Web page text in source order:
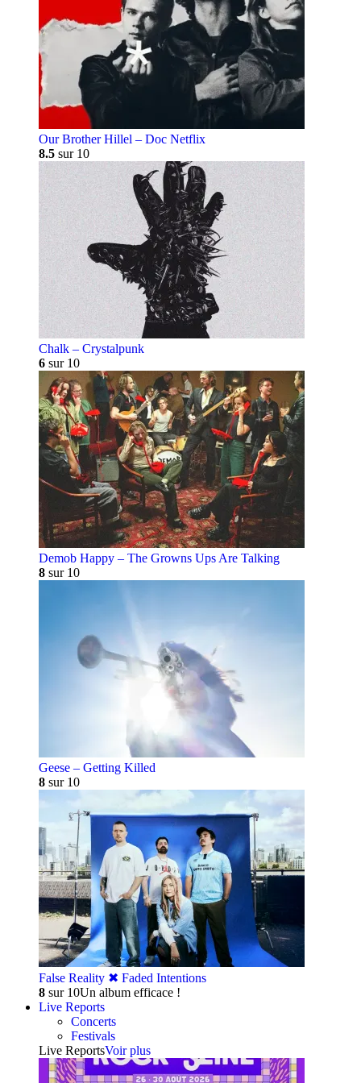
Our Brother Hillel – Doc Netflix
8.5 sur 10
Chalk – Crystalpunk
6 sur 10
Demob Happy – The Growns Ups Are Talking
8 sur 10
Geese – Getting Killed
8 sur 10
False Reality ✖︎ Faded Intentions
8 sur 10Un album efficace !
Live Reports
Concerts
Festivals
Live ReportsVoir plus